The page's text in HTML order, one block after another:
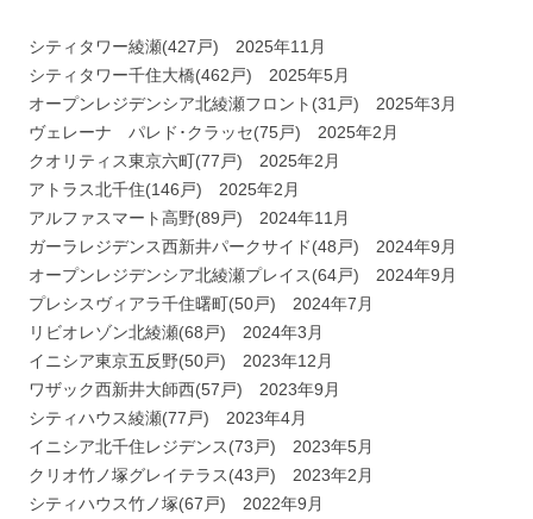
シティタワー綾瀬(427戸) 2025年11月
シティタワー千住大橋(462戸) 2025年5月
オープンレジデンシア北綾瀬フロント(31戸) 2025年3月
ヴェレーナ パレド･クラッセ(75戸) 2025年2月
クオリティス東京六町(77戸) 2025年2月
アトラス北千住(146戸) 2025年2月
アルファスマート高野(89戸) 2024年11月
ガーラレジデンス西新井パークサイド(48戸) 2024年9月
オープンレジデンシア北綾瀬プレイス(64戸) 2024年9月
プレシスヴィアラ千住曙町(50戸) 2024年7月
リビオレゾン北綾瀬(68戸) 2024年3月
イニシア東京五反野(50戸) 2023年12月
ワザック西新井大師西(57戸) 2023年9月
シティハウス綾瀬(77戸) 2023年4月
イニシア北千住レジデンス(73戸) 2023年5月
クリオ竹ノ塚グレイテラス(43戸) 2023年2月
シティハウス竹ノ塚(67戸) 2022年9月